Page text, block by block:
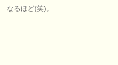
なるほど(笑)。